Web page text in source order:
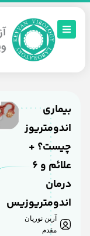
بیماری
اندومتریوز
چیست؟ +
علائم و 6
درمان
اندومتریوزیس
آرین نوریان
مقدم